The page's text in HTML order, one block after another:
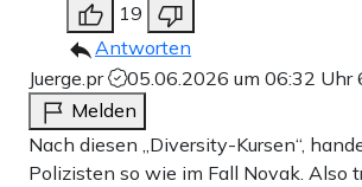
19
Antworten
Juerge.pr
05.06.2026 um 06:32 Uhr
Melden
Nach diesen „Diversity-Kursen“,
Polizisten so wie im Fall Novak. Also